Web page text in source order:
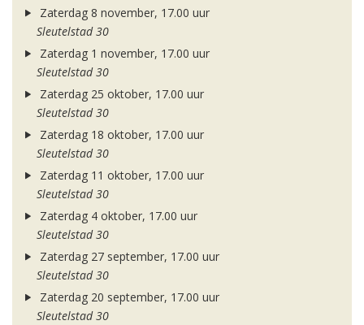
Zaterdag 8 november, 17.00 uur
Sleutelstad 30
Zaterdag 1 november, 17.00 uur
Sleutelstad 30
Zaterdag 25 oktober, 17.00 uur
Sleutelstad 30
Zaterdag 18 oktober, 17.00 uur
Sleutelstad 30
Zaterdag 11 oktober, 17.00 uur
Sleutelstad 30
Zaterdag 4 oktober, 17.00 uur
Sleutelstad 30
Zaterdag 27 september, 17.00 uur
Sleutelstad 30
Zaterdag 20 september, 17.00 uur
Sleutelstad 30